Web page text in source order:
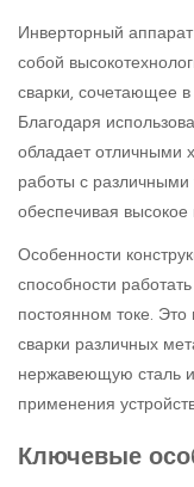
Инверторный
собой
сварки, сочетающее
Благодаря
обладает отличными
работы с
обеспечивая высокое
Особенности
способности
постоянном токе. Это
сварки различных
нержавеющую сталь
применения
Ключевые